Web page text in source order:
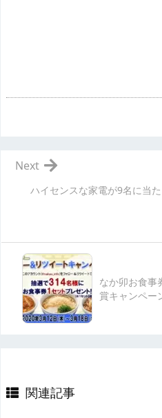
ハイセンスな家電が9名に当
Next
なか卯お食事
賞キャンペー
関連記事